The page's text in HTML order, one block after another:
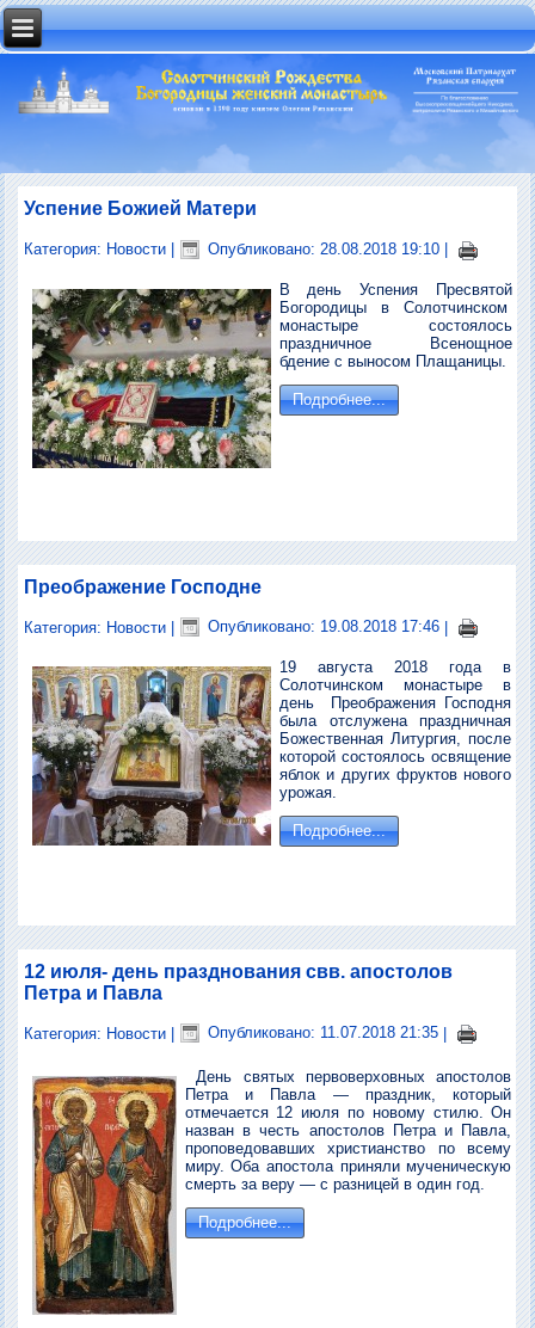
Успение Божией Матери
Категория: Новости Опубликовано: 28.08.2018 19:10
В день Успения Пресвятой
Богородицы в Солотчинском
монастыре состоялось
праздничное Всенощное
бдение с выносом Плащаницы.
Подробнее...
Преображение Господне
Категория: Новости | Опубликовано: 19.08.2018 17:46 |
19 августа 2018 года в
Солотчинском монастыре в
день Преображения Господня
была отслужена праздничная
Божественная Литургия, после
которой состоялось освящение
яблок и других фруктов нового
урожая.
Подробнее...
12 июля- день празднования свв. апостолов
Петра и Павла
Категория: Новости | Опубликовано: 11.07.2018 21:35 |
День святых первоверховных апостолов
Петра и Павла — праздник, который
отмечается 12 июля по новому стилю. Он
назван в честь апостолов Петра и Павла,
проповедовавших христианство по всему
миру. Оба апостола приняли мученическую
смерть за веру — с разницей в один год.
Подробнее...